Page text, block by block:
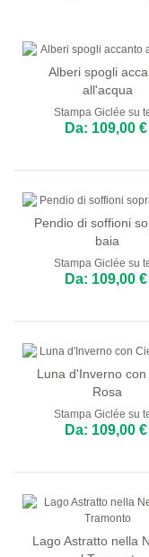
Decorativi
Per Stanza
Soggiorno
Camera da Letto
Ingresso
Salone di Bellezza
Camere d'Hotel
Bar e Caffetterie
Alberi spogli
all'acqua
Stampa Giclée su
Da: 109,00 €
Pendio di soffioni
baia
Stampa Giclée su
Da: 109,00 €
Luna d'Inverno con
Rosa
Stampa Giclée su
Da: 109,00 €
Lago Astratto nella